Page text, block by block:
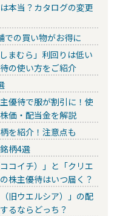
本当？カタログの変更
での買い物がお得に
まむら」利回りは低い
の使い方をご紹介
優待で服が割引に！使
価・配当金を解説
を紹介！注意点も
柄4選
コイチ）」と「クリエ
株主優待はいつ届く？
旧ウエルシア）」の配
るならどっち？